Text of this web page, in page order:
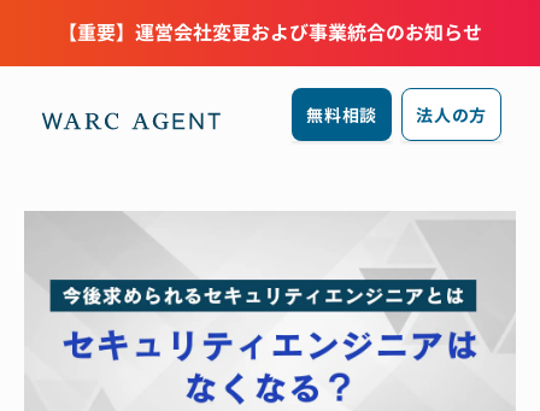
【重要】運営会社変更および事業統合のお知らせ
無料相談 法人の方